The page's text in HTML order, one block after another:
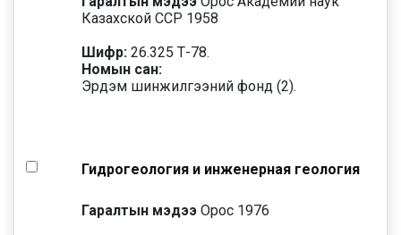
Казахской ССР 1958
Шифр: 26.325 Т-78.
Номын сан:
Эрдэм шинжилгээний фонд (2).
Гидрогеология и инженерная геология
Гаралтын мэдээ Орос 1976